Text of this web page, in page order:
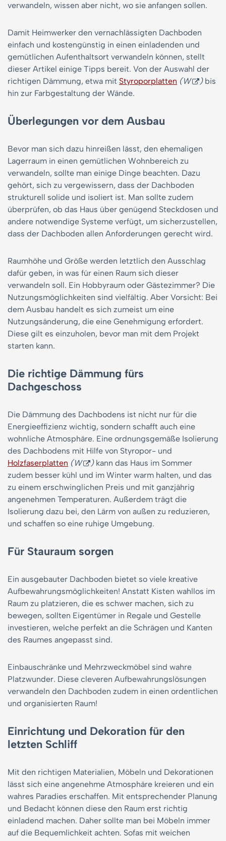
verwandeln, wissen aber nicht, wo sie anfangen sollen.
Damit Heimwerker den vernachlässigten Dachboden
einfach und kostengünstig in einen einladenden und
gemütlichen Aufenthaltsort verwandeln können, stellt
dieser Artikel einige Tipps bereit. Von der Auswahl der
richtigen Dämmung, etwa mit Styroporplatten (W )bis
hin zur Farbgestaltung der Wände.
Überlegungen vor dem Ausbau
Bevor man sich dazu hinreißen lässt, den ehemaligen
Lagerraum in einen gemütlichen Wohnbereich zu
verwandeln, sollte man einige Dinge beachten. Dazu
gehört, sich zu vergewissern, dass der Dachboden
strukturell solide und isoliert ist. Man sollte zudem
überprüfen, ob das Haus über genügend Steckdosen und
andere notwendige Systeme verfügt, um sicherzustellen,
dass der Dachboden allen Anforderungen gerecht wird.
Raumhöhe und Größe werden letztlich den Ausschlag
dafür geben, in was für einen Raum sich dieser
verwandeln soll. Ein Hobbyraum oder Gästezimmer? Die
Nutzungsmöglichkeiten sind vielfältig. Aber Vorsicht: Bei
dem Ausbau handelt es sich zumeist um eine
Nutzungsänderung, die eine Genehmigung erfordert.
Diese gilt es einzuholen, bevor man mit dem Projekt
starten kann.
Die richtige Dämmung fürs
Dachgeschoss
Die Dämmung des Dachbodens ist nicht nur für die
Energieeffizienz wichtig, sondern schafft auch eine
wohnliche Atmosphäre. Eine ordnungsgemäße Isolierung
des Dachbodens mit Hilfe von Styropor- und
Holzfaserplatten (W )kann das Haus im Sommer
zudem besser kühl und im Winter warm halten, und das
zu einem erschwinglichen Preis und mit ganzjährig
angenehmen Temperaturen. Außerdem trägt die
Isolierung dazu bei, den Lärm von außen zu reduzieren,
und schaffen so eine ruhige Umgebung.
Für Stauraum sorgen
Ein ausgebauter Dachboden bietet so viele kreative
Aufbewahrungsmöglichkeiten! Anstatt Kisten wahllos im
Raum zu platzieren, die es schwer machen, sich zu
bewegen, sollten Eigentümer in Regale und Gestelle
investieren, welche perfekt an die Schrägen und Kanten
des Raumes angepasst sind.
Einbauschränke und Mehrzweckmöbel sind wahre
Platzwunder. Diese cleveren Aufbewahrungslösungen
verwandeln den Dachboden zudem in einen ordentlichen
und organisierten Raum!
Einrichtung und Dekoration für den
letzten Schliff
Mit den richtigen Materialien, Möbeln und Dekorationen
lässt sich eine angenehme Atmosphäre kreieren und ein
wahres Paradies erschaffen. Mit entsprechender Planung
und Bedacht können diese den Raum erst richtig
einladend machen. Daher sollte man bei Möbeln immer
auf die Bequemlichkeit achten. Sofas mit weichen